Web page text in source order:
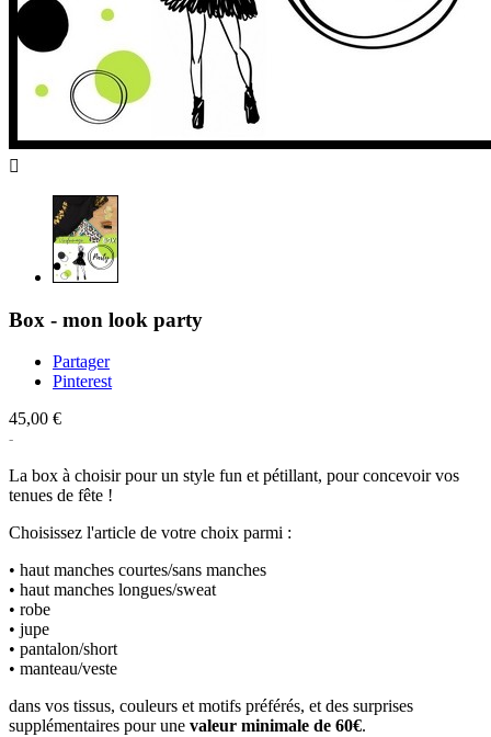

Box - mon look party
Partager
Pinterest
45,00 €
La box à choisir pour un style fun et pétillant, pour concevoir vos
tenues de fête !
Choisissez l'article de votre choix parmi :
• haut manches courtes/sans manches
• haut manches longues/sweat
• robe
• jupe
• pantalon/short
• manteau/veste
dans vos tissus, couleurs et motifs préférés, et des surprises
supplémentaires pour une valeur minimale de 60€.